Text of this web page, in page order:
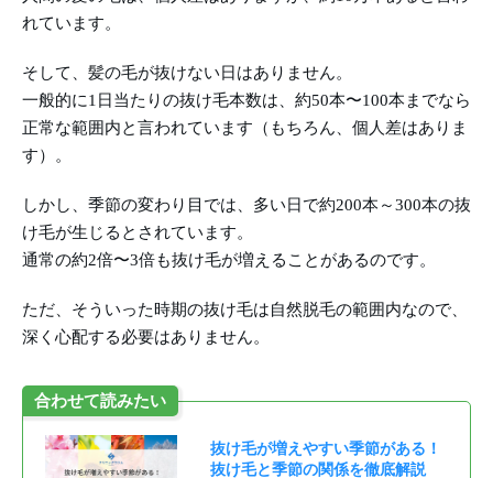
れています。
そして、髪の毛が抜けない日はありません。
一般的に1日当たりの抜け毛本数は、約50本〜100本までなら
正常な範囲内と言われています（もちろん、個人差はありま
す）。
しかし、季節の変わり目では、多い日で約200本～300本の抜
け毛が生じるとされています。
通常の約2倍〜3倍も抜け毛が増えることがあるのです。
ただ、そういった時期の抜け毛は自然脱毛の範囲内なので、
深く心配する必要はありません。
合わせて読みたい
抜け毛が増えやすい季節がある！
抜け毛と季節の関係を徹底解説